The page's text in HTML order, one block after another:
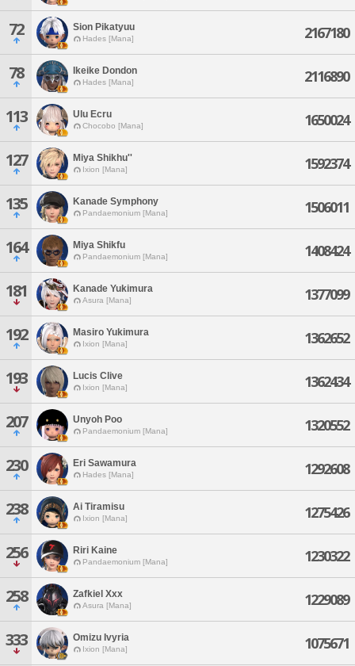
72 Sion Pikatyuu
Hades [Mana] 2167180
78 Ikeike Dondon
Hades [Mana] 2116890
113 Ulu Ecru
Chocobo [Mana] 1650024
127 Miya Shikhu''
Ixion [Mana] 1592374
135 Kanade Symphony
Pandaemonium [Mana] 1506011
164 Miya Shikfu
Pandaemonium [Mana] 1408424
181 Kanade Yukimura
Asura [Mana] 1377099
192 Masiro Yukimura
Ixion [Mana] 1362652
193 Lucis Clive
Ixion [Mana] 1362434
207 Unyoh Poo
Pandaemonium [Mana] 1320552
230 Eri Sawamura
Hades [Mana] 1292608
238 Ai Tiramisu
Ixion [Mana] 1275426
256 Riri Kaine
Pandaemonium [Mana] 1230322
258 Zafkiel Xxx
Asura [Mana] 1229089
333 Omizu Ivyria
Ixion [Mana] 1075671